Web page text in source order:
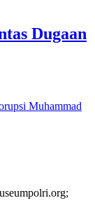
Dugaan